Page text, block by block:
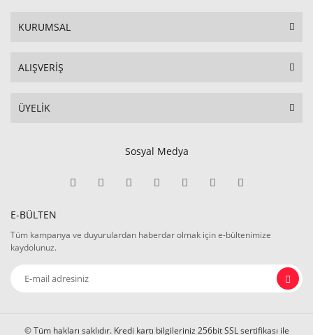
KURUMSAL
ALIŞVERİŞ
ÜYELİK
Sosyal Medya
E-BÜLTEN
Tüm kampanya ve duyurulardan haberdar olmak için e-bültenimize
kaydolunuz.
© Tüm hakları saklıdır. Kredi kartı bilgileriniz 256bit SSL sertifikası ile